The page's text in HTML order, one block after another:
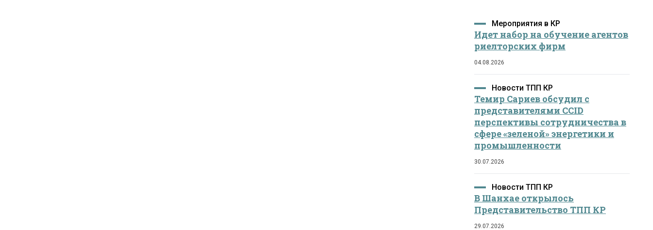
Мероприятия в КР
Идет набор на обучение агентов
риелторских фирм
04.08.2026
Новости ТПП КР
Темир Сариев обсудил с
представителями CCID
перспективы сотрудничества в
сфере «зеленой» энергетики и
промышленности
30.07.2026
Новости ТПП КР
В Шанхае открылось
Представительство ТПП КР
29.07.2026